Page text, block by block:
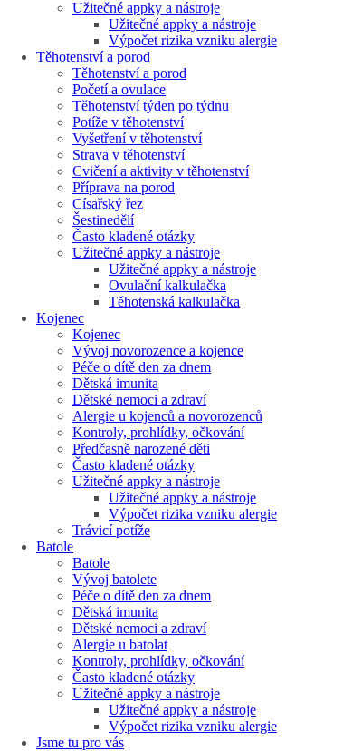
Užitečné appky a nástroje
Užitečné appky a nástroje
Výpočet rizika vzniku alergie
Těhotenství a porod
Těhotenství a porod
Početí a ovulace
Těhotenství týden po týdnu
Potíže v těhotenství
Vyšetření v těhotenství
Strava v těhotenství
Cvičení a aktivity v těhotenství
Příprava na porod
Císařský řez
Šestinedělí
Často kladené otázky
Užitečné appky a nástroje
Užitečné appky a nástroje
Ovulační kalkulačka
Těhotenská kalkulačka
Kojenec
Kojenec
Vývoj novorozence a kojence
Péče o dítě den za dnem
Dětská imunita
Dětské nemoci a zdraví
Alergie u kojenců a novorozenců
Kontroly, prohlídky, očkování
Předčasně narozené děti
Často kladené otázky
Užitečné appky a nástroje
Užitečné appky a nástroje
Výpočet rizika vzniku alergie
Trávicí potíže
Batole
Batole
Vývoj batolete
Péče o dítě den za dnem
Dětská imunita
Dětské nemoci a zdraví
Alergie u batolat
Kontroly, prohlídky, očkování
Často kladené otázky
Užitečné appky a nástroje
Užitečné appky a nástroje
Výpočet rizika vzniku alergie
Jsme tu pro vás